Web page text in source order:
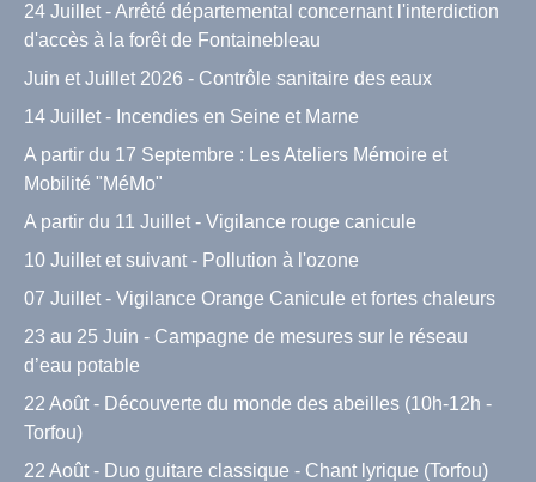
24 Juillet - Arrêté départemental concernant l'interdiction
d'accès à la forêt de Fontainebleau
Juin et Juillet 2026 - Contrôle sanitaire des eaux
14 Juillet - Incendies en Seine et Marne
A partir du 17 Septembre : Les Ateliers Mémoire et
Mobilité "MéMo"
A partir du 11 Juillet - Vigilance rouge canicule
10 Juillet et suivant - Pollution à l'ozone
07 Juillet - Vigilance Orange Canicule et fortes chaleurs
23 au 25 Juin - Campagne de mesures sur le réseau
d’eau potable
22 Août - Découverte du monde des abeilles (10h-12h -
Torfou)
22 Août - Duo guitare classique - Chant lyrique (Torfou)